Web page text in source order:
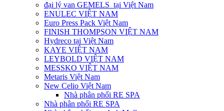
đại lý van GEMELS tại Việt Nam
ENULEC VIỆT NAM
Euro Press Pack Việt Nam
FINISH THOMPSON VIỆT NAM
Hydreco tại Việt Nam
KAYE VIỆT NAM
LEYBOLD VIỆT NAM
MESSKO VIỆT NAM
Metaris Việt Nam
New Celio Việt Nam
Nhà phân phối RE SPA
Nhà phân phối RE SPA